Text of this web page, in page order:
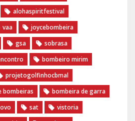
alohaspiritfestival
vaa
joycebombeira
gsa
sobrasa
bombeiro mirim
projetogolfinhocbmal
bombeiras
bombeira de garra
sat
vistoria